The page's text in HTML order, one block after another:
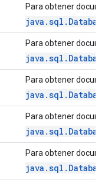
Para obtener
Para obtener
Para obtener
Para obtener
Para obtener